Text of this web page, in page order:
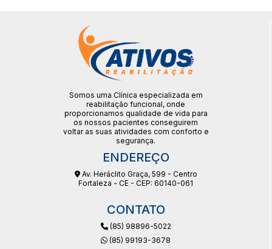
Somos uma Clínica especializada em
reabilitação funcional, onde
proporcionamos qualidade de vida para
os nossos pacientes conseguirem
voltar as suas atividades com conforto e
segurança.
ENDEREÇO
Av. Heráclito Graça, 599 - Centro
Fortaleza - CE - CEP: 60140-061
CONTATO
(85) 98896-5022
(85) 99193-3678